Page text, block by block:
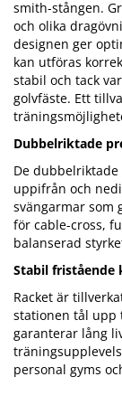
smith-stången.
och olika
designen ger
kan utföras
stabil och tack
golvfäste. Ett
Dubbelriktade
De
uppifrån och
svängarmar som
för cable-cross,
balanserad
Stabil
Racket är
stationen tål upp
garanterar lång
personal gyms